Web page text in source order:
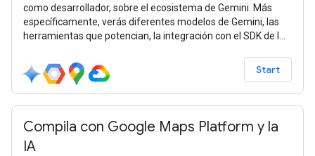
como desarrollador, sobre el ecosistema de Gemini. Más
específicamente, verás diferentes modelos de Gemini, las
herramientas que potencian, la integración con el SDK de IA
extenso, el modo de pensamiento, la comprensión espacial,
la API de Live y la salida nativa de imágenes y audio.
Start
Compila con Google Maps Platform y la
IA